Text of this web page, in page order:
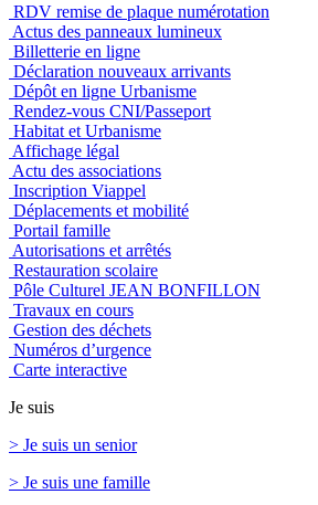
RDV remise de plaque numérotation
Actus des panneaux lumineux
Billetterie en ligne
Déclaration nouveaux arrivants
Dépôt en ligne Urbanisme
Rendez-vous CNI/Passeport
Habitat et Urbanisme
Affichage légal
Actu des associations
Inscription Viappel
Déplacements et mobilité
Portail famille
Autorisations et arrêtés
Restauration scolaire
Pôle Culturel JEAN BONFILLON
Travaux en cours
Gestion des déchets
Numéros d’urgence
Carte interactive
Je suis
> Je suis un senior
> Je suis une famille